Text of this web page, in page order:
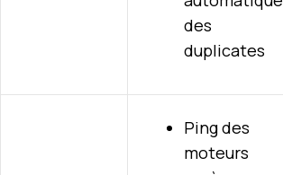
des
duplicates
Ping des
moteurs